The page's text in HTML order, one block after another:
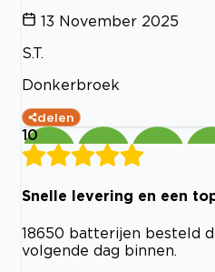
13 November 2025
S.T.
Donkerbroek
delen
10
Snelle levering en een
18650 batterijen besteld
volgende dag binnen.